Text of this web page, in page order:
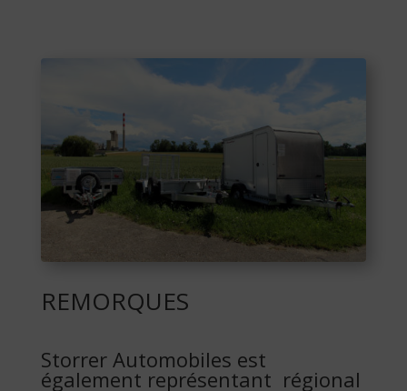
REMORQUES
Storrer Automobiles est
également représentant régional